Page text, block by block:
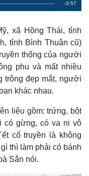
R
i
n
n
g
T
-3:57
xã Hồng Thái, tỉnh
tỉnh Bình Thuận cũ)
thống của người
phu và mất nhiều
trông đẹp mắt, người
khác nhau.
liệu gồm: trứng, bột
có gừng, có va ni vô
cổ truyền là không
thì làm phải có bánh
Sắn nói.